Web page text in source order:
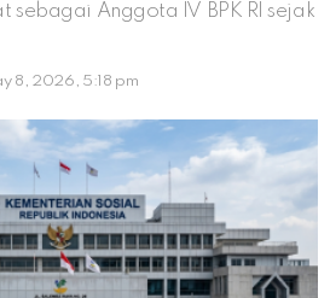
sebagai Anggota IV BPK RI sejak
8, 2026, 5:18 pm